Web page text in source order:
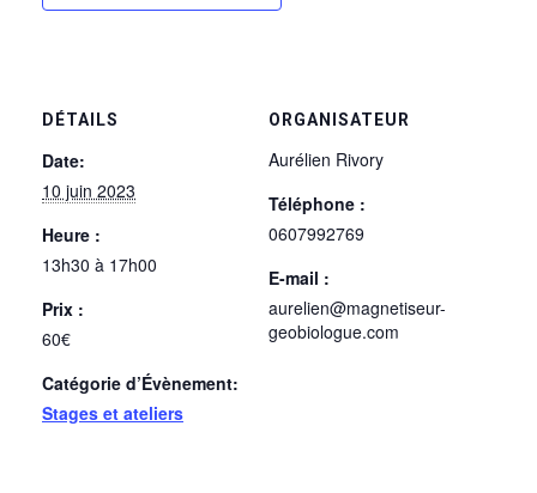
DÉTAILS
Date:
10 juin 2023
Heure :
13h30 à 17h00
Prix :
60€
Catégorie d’Évènement:
Stages et ateliers
ORGANISATEUR
Aurélien Rivory
Téléphone :
0607992769
E-mail :
aurelien@magnetiseur-
geobiologue.com